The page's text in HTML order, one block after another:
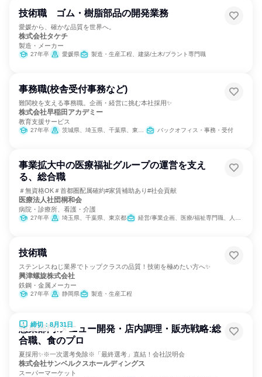
技術職 ゴム・樹脂部品の開発業務
愛媛から、確かな品質を世界へ。
株式会社タケチ
製造・メーカー
27年卒 愛媛県 製造・生産工程、建築/土木/プラント専門職
事務職(校舎受付事務など)
難関校を支える事務職。企画・経営に挑む本社採用✨
株式会社早稲田アカデミー
教育支援サービス
27年卒 茨城県、埼玉県、千葉県、東京都、神奈川県 バックオフィス・事務・受付
事業拡大中の医療福祉グループの運営を支え
る、総合職
＃無資格OK＃首都圏配属確約#家賃補助あり#社会貢献
医療法人社団桐和会
病院・診療所、看護・介護
27年卒 埼玉県、千葉県、東京都 経営/事業企画、医療/福祉専門職、人事、総務
技術職
ステンレスねじ業界でトップクラスの品質！技術を極めたい方へ✨
興津螺旋株式会社
鉄鋼・金属メーカー
27年卒 静岡県 製造・生産工程
締切：8月31日
惣菜部門:メニュー開発・店内調理・販売戦略:総
合職、食のプロ
夏採用✨️※一次選考免除※「最終選考」直結！会社説明会
株式会社サンベルクスホールディングス
スーパーマーケット